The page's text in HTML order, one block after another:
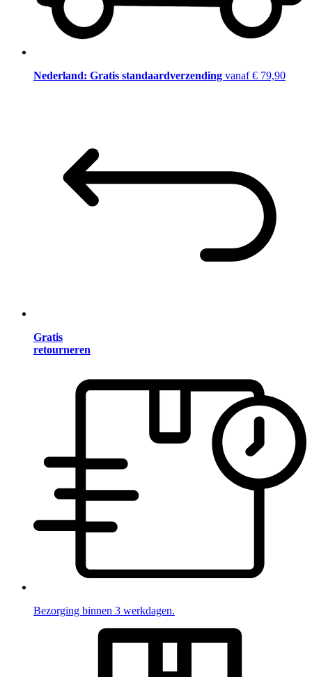
Nederland: Gratis standaardverzending vanaf € 79,90
Gratis
retourneren
Bezorging binnen 3 werkdagen.